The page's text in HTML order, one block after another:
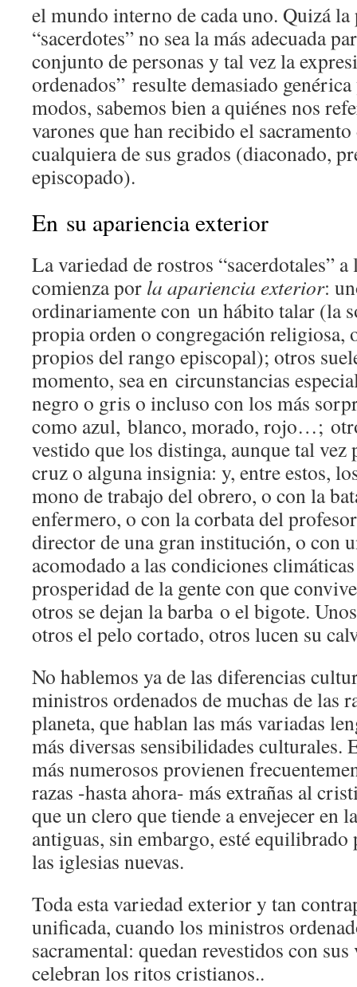
el mundo interno de cada uno. Quizá la
“sacerdotes” no sea la más adecuada
conjunto de personas y tal vez la
ordenados” resulte demasiado
modos, sabemos bien a quiénes nos
varones que han recibido el
cualquiera de sus grados (diaconado,
episcopado).
En su apariencia exterior
La variedad de rostros “sacerdotales”
comienza por la apariencia exterior:
ordinariamente con un hábito talar (la
propia orden o congregación religiosa,
propios del rango episcopal); otros
momento, sea en circunstancias
negro o gris o incluso con los más
como azul, blanco, morado, rojo…;
vestido que los distinga, aunque tal vez
cruz o alguna insignia: y, entre estos,
mono de trabajo del obrero, o con la
enfermero, o con la corbata del
director de una gran institución, o con
acomodado a las condiciones
prosperidad de la gente con que
otros se dejan la barba o el bigote.
otros el pelo cortado, otros lucen su
No hablemos ya de las diferencias
ministros ordenados de muchas de las
planeta, que hablan las más variadas
más diversas sensibilidades culturales.
más numerosos provienen
razas -hasta ahora- más extrañas al
que un clero que tiende a envejecer en
antiguas, sin embargo, esté
las iglesias nuevas.
Toda esta variedad exterior y tan
unificada, cuando los ministros
sacramental: quedan revestidos con
celebran los ritos cristianos..